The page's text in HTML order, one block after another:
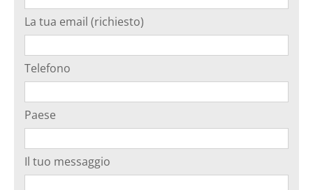
La tua email (richiesto)
Telefono
Paese
Il tuo messaggio